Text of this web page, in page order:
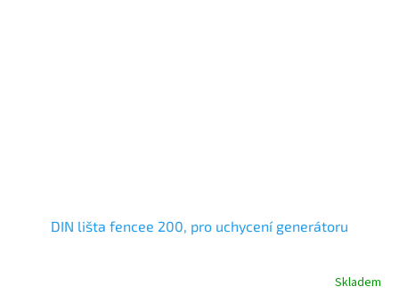
DIN lišta fencee 200, pro uchycení generátoru
Skladem